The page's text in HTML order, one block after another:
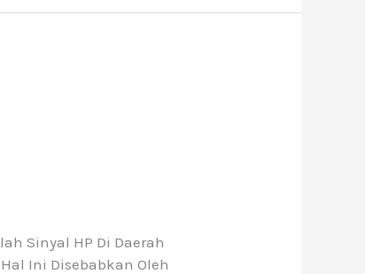
Sinyal HP Di Daerah
Ini Disebabkan Oleh